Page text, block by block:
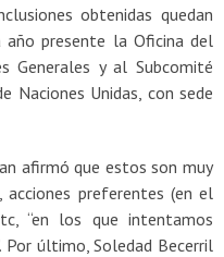
obtenidas quedan
presente la Oficina del
Generales y al Subcomité
Naciones Unidas, con sede
afirmó que estos son muy
acciones preferentes (en el
“en los que intentamos
Por último, Soledad Becerril